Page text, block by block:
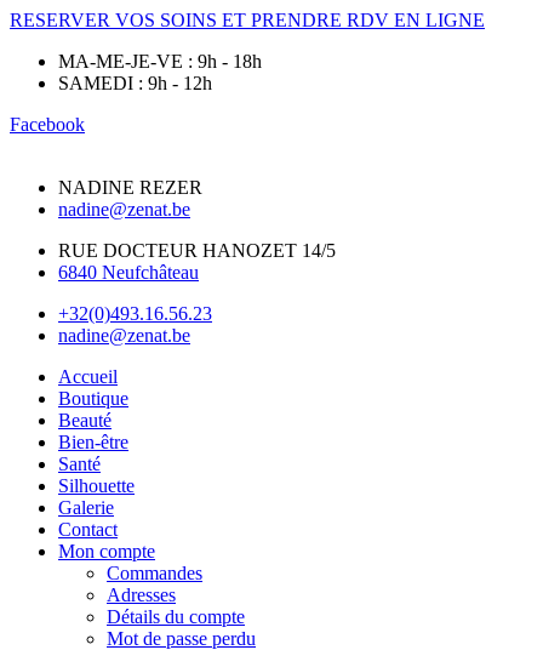
RESERVER VOS SOINS ET PRENDRE RDV EN LIGNE
MA-ME-JE-VE : 9h - 18h
SAMEDI : 9h - 12h
Facebook
NADINE REZER
nadine@zenat.be
RUE DOCTEUR HANOZET 14/5
6840 Neufchâteau
+32(0)493.16.56.23
nadine@zenat.be
Accueil
Boutique
Beauté
Bien-être
Santé
Silhouette
Galerie
Contact
Mon compte
Commandes
Adresses
Détails du compte
Mot de passe perdu